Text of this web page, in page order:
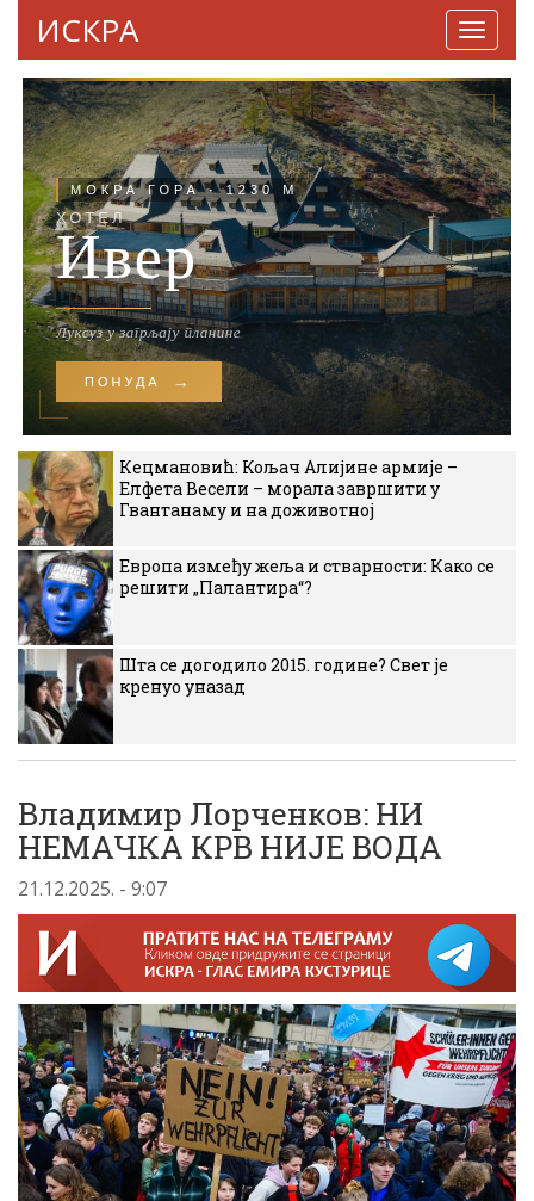
ИСКРА
Кецмановић: Кољач Алијине армије –
Елфета Весели – морала завршити у
Гвантанаму и на доживотној
Европа између жеља и стварности: Како се
решити „Палантира“?
Шта се догодило 2015. године? Свет је
кренуо уназад
Владимир Лорченков: НИ
НЕМАЧКА КРВ НИЈЕ ВОДА
21.12.2025. - 9:07